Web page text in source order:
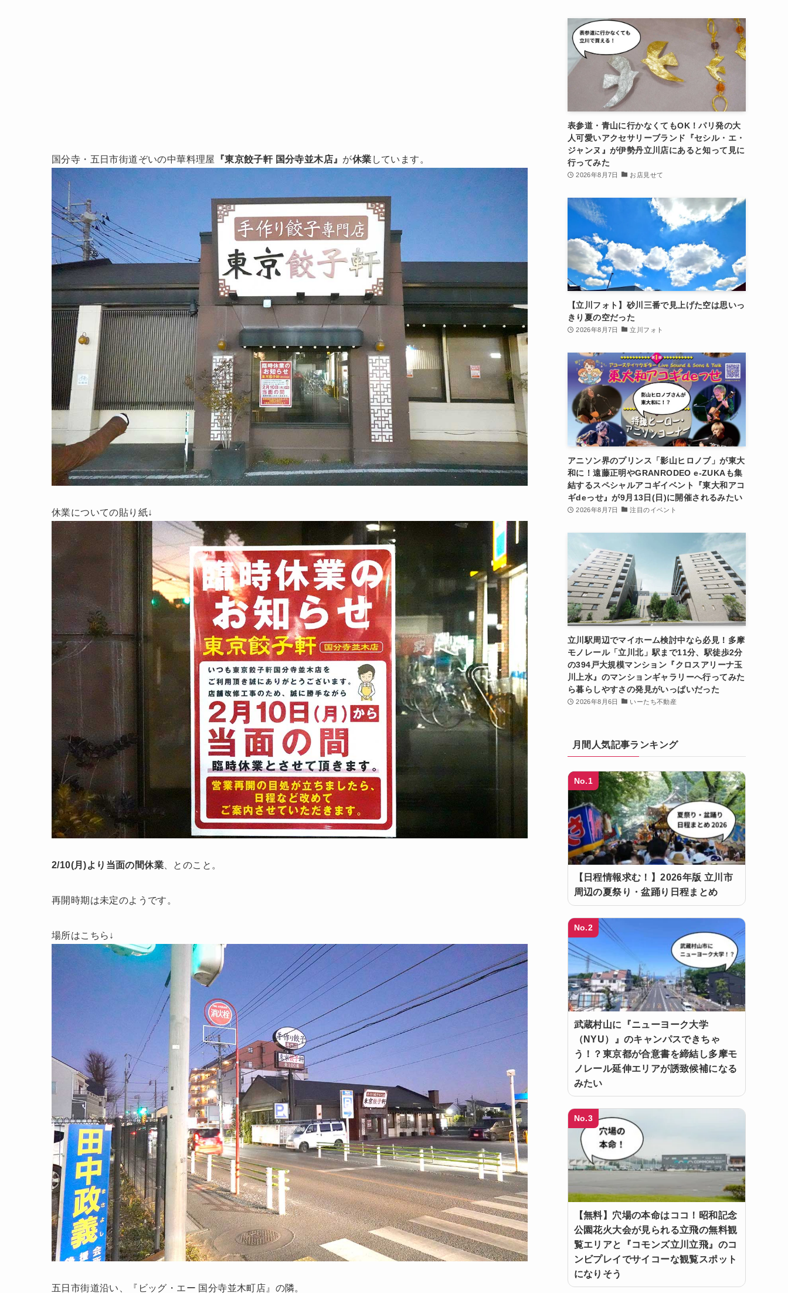
国分寺・五日市街道ぞいの中華料理屋 『東京餃子軒 国分寺並木店』 が休業 しています。
休業についての貼り紙↓
2/10(月)より当面の間休業 、とのこと。
再開時期は未定のようです。
場所はこちら↓
五日市街道沿い、『ビッグ・エー 国分寺並木町店』の隣。
表参道・青山に行かなくてもOK！パリ発の大
人可愛いアクセサリーブランド『セシル・エ・
ジャンヌ』が伊勢丹立川店にあると知って見に
行ってみた
2026年8月7日 お店見せて
【立川フォト】砂川三番で見上げた空は思いっ
きり夏の空だった
2026年8月7日 立川フォト
アニソン界のプリンス「影山ヒロノブ」が東大
和に！遠藤正明やGRANRODEO e-ZUKAも集
結するスペシャルアコギイベント『東大和アコ
ギdeっせ』が9月13日(日)に開催されるみたい
2026年8月7日 注目のイベント
立川駅周辺でマイホーム検討中なら必見！多摩
モノレール「立川北」駅まで11分、駅徒歩2分
の394戸大規模マンション『クロスアリーナ玉
川上水』のマンションギャラリーへ行ってみた
ら暮らしやすさの発見がいっぱいだった
2026年8月6日 いーたち不動産
月間人気記事ランキング
No.1
【日程情報求む！】2026年版 立川市
周辺の夏祭り・盆踊り日程まとめ
No.2
武蔵村山に『ニューヨーク大学
（NYU）』のキャンパスできちゃ
う！？東京都が合意書を締結し多摩モ
ノレール延伸エリアが誘致候補になる
みたい
No.3
【無料】穴場の本命はココ！昭和記念
公園花火大会が見られる立飛の無料観
覧エリアと『コモンズ立川立飛』のコ
ンビプレイでサイコーな観覧スポット
になりそう